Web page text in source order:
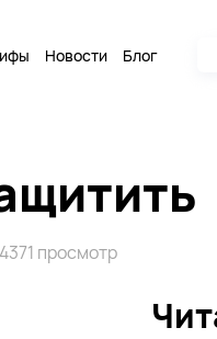
Новости Блог
просмотр